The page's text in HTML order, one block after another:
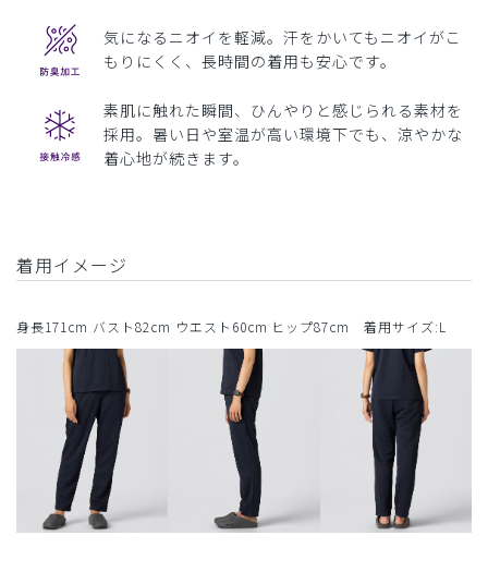
気になるニオイを軽減。汗をかいてもニオイがこ
もりにくく、長時間の着用も安心です。
素肌に触れた瞬間、ひんやりと感じられる素材を
採用。暑い日や室温が高い環境下でも、涼やかな
着心地が続きます。
着用イメージ
身長171cm バスト82cm ウエスト60cm ヒップ87cm 着用サイズ:L